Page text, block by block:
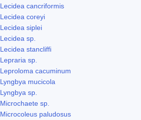
Lecidea cancriformis
Lecidea coreyi
Lecidea siplei
Lecidea sp.
Lecidea stancliffi
Lepraria sp.
Leproloma cacuminum
Lyngbya mucicola
Lyngbya sp.
Microchaete sp.
Microcoleus paludosus